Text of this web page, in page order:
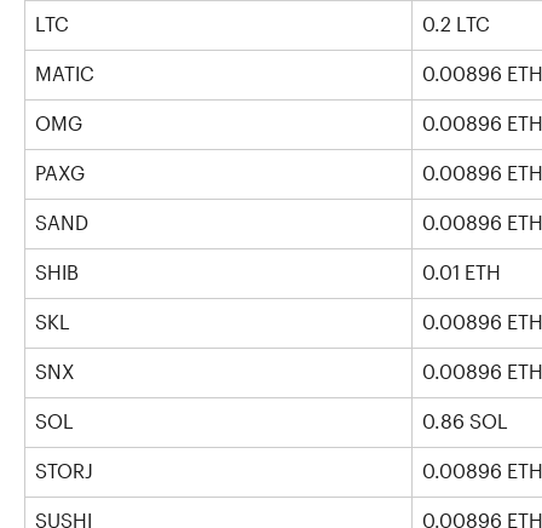
LTC 0.2 LTC
MATIC 0.00896 ETH
OMG 0.00896 ETH
PAXG 0.00896 ETH
SAND 0.00896 ETH
SHIB 0.01 ETH
SKL 0.00896 ETH
SNX 0.00896 ETH
SOL 0.86 SOL
STORJ 0.00896 ETH
SUSHI 0.00896 ETH